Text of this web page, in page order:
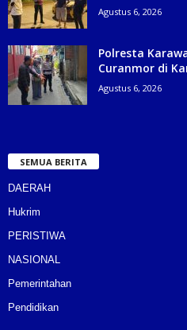
Agustus 6, 2026
Polresta
Curanmor di
Agustus 6, 2026
SEMUA BERITA
DAERAH
Hukrim
PERISTIWA
NASIONAL
Pemerintahan
Pendidikan